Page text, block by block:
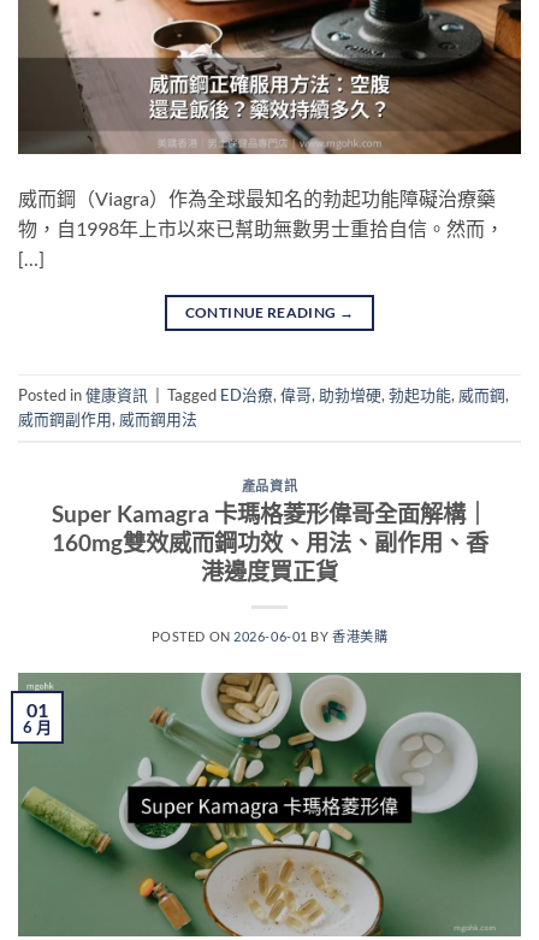
威而鋼（Viagra）作為全球最知名的勃起功能障礙治療藥
物，自1998年上市以來已幫助無數男士重拾自信。然而，
[…]
CONTINUE READING →
Posted in健康資訊 Tagged ED治療,偉哥,助勃增硬,勃起功能, 威而鋼,
威而鋼副作用, 威而鋼用法
產品資訊
Super Kamagra 卡瑪格菱形偉哥全面解構｜
160mg雙效威而鋼功效、用法、副作用、香
港邊度買正貨
POSTED ON 2026-06-01 BY香港美購
01
6 月